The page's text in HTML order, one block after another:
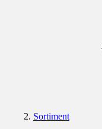
Sortiment